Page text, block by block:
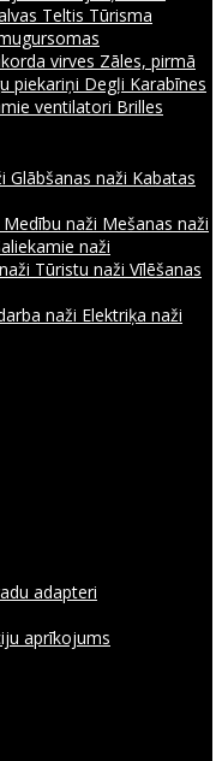
Teltis Tūrisma
virves Zāles, pirmā
piekariņi Degļi Karabīnes
ventilatori Brilles
Glābšanas naži Kabatas
Medību naži Mešanas naži
naži
Tūristu naži Vīlēšanas
naži Elektriķa naži
adapteri
aprīkojums